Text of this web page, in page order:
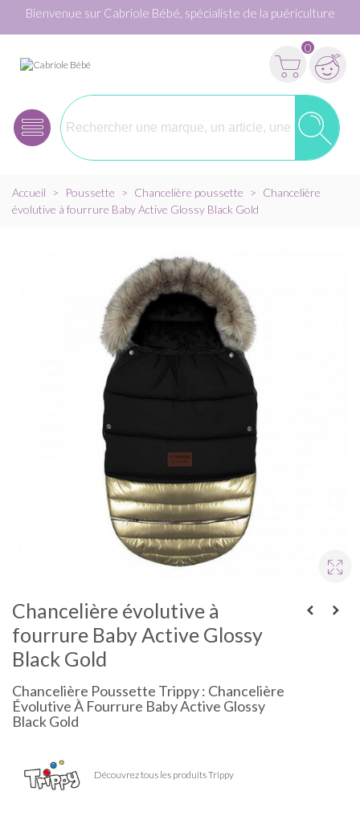
Bienvenue sur Cabriole Bébé, spécialiste de la puériculture
0
Accueil > Poussette > Chancelière poussette > Chancelière
évolutive à fourrure Baby Active Glossy Black Gold
Chancelière évolutive à
fourrure Baby Active Glossy
Black Gold
Chancelière Poussette Trippy : Chancelière
Évolutive À Fourrure Baby Active Glossy
Black Gold
Découvrez tous les produits Trippy